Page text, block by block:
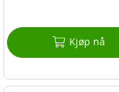
Kjøp nå